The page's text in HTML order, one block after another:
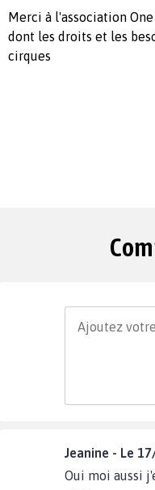
Merci à l'association
dont les droits et les
cirques
Jeanine - Le
Oui moi aussi